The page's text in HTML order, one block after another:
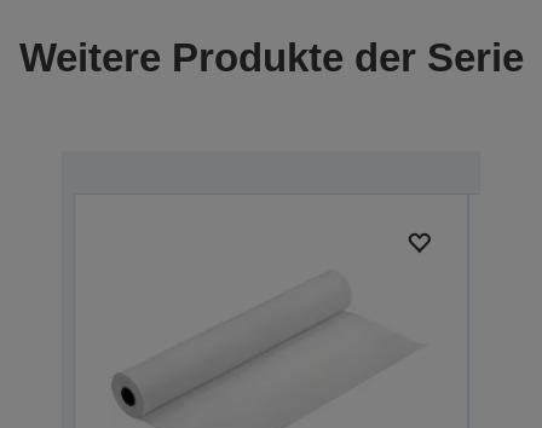
Weitere Produkte der Serie